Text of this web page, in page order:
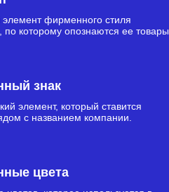
фирменного стиля
по которому опознаются ее товары.
знак
элемент, который ставится
с названием компании.
цвета